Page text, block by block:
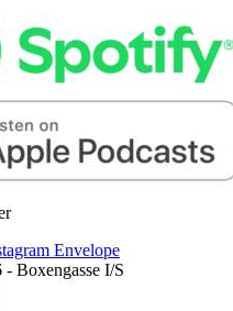
Envelope
Boxengasse I/S